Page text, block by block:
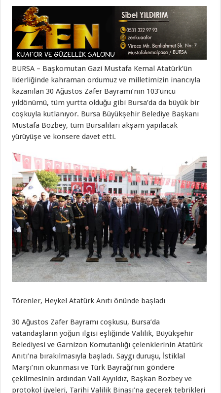
BURSA – Başkomutan Gazi Mustafa Kemal Atatürk’ün
liderliğinde kahraman ordumuz ve milletimizin inancıyla
kazanılan 30 Ağustos Zafer Bayramı’nın 103’üncü
yıldönümü, tüm yurtta olduğu gibi Bursa’da da büyük bir
coşkuyla kutlanıyor. Bursa Büyükşehir Belediye Başkanı
Mustafa Bozbey, tüm Bursalıları akşam yapılacak
yürüyüşe ve konsere davet etti.
Törenler, Heykel Atatürk Anıtı önünde başladı
30 Ağustos Zafer Bayramı coşkusu, Bursa’da
vatandaşların yoğun ilgisi eşliğinde Valilik, Büyükşehir
Belediyesi ve Garnizon Komutanlığı çelenklerinin Atatürk
Anıtı’na bırakılmasıyla başladı. Saygı duruşu, İstiklal
Marşı’nın okunması ve Türk Bayrağı’nın göndere
çekilmesinin ardından Vali Ayyıldız, Başkan Bozbey ve
protokol üyeleri, Tarihi Valilik Binası’na geçerek tebrikleri